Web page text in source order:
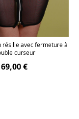
résille avec fermeture à
curseur
69,00 €